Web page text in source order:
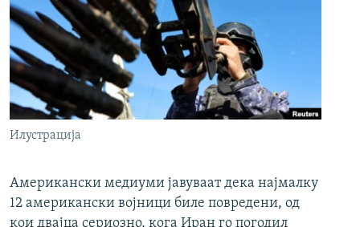
Илустрација
Американски медиуми јавуваат дека најмалку
12 американски војници биле повредени, од
кои двајца сериозно, кога Иран го погодил